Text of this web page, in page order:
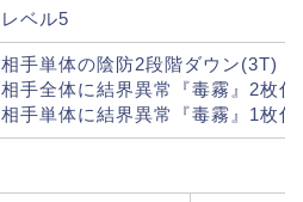
レベル5
相手単体の陰防2段階ダウン(3T)
相手全体に結界異常『毒霧』2枚
相手単体に結界異常『毒霧』1枚